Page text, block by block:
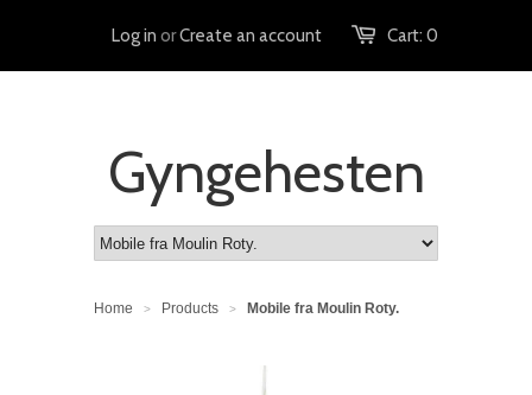
Cart: 0
Log in orCreate an account
Gyngehesten
Home > Products > Mobile fra Moulin Roty.